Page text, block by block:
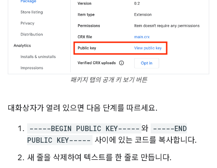
패키지 탭의 공개 키 보기 버튼
대화상자가 열려 있으면 다음 단계를 따르세요.
-----BEGIN PUBLIC KEY----- 와 -----END
PUBLIC KEY----- 사이에 있는 코드를 복사합니다.
새 줄을 삭제하여 텍스트를 한 줄로 만듭니다.